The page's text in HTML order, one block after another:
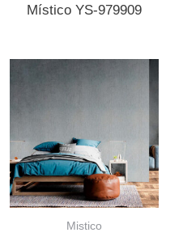
Místico YS-979909
Mistico